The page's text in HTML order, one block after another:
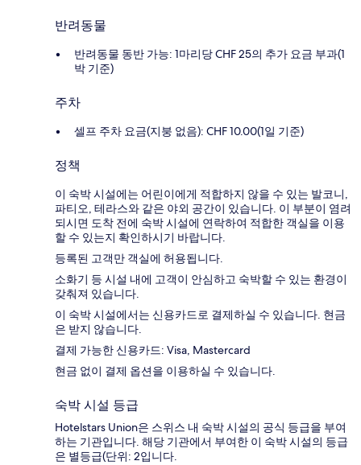
반려동물
반려동물 동반 가능: 1마리당 CHF 25의 추가 요금 부과(1
박 기준)
주차
셀프 주차 요금(지붕 없음): CHF 10.00(1일 기준)
정책
이 숙박 시설에는 어린이에게 적합하지 않을 수 있는 발코니,
파티오, 테라스와 같은 야외 공간이 있습니다. 이 부분이 염려
되시면 도착 전에 숙박 시설에 연락하여 적합한 객실을 이용
할 수 있는지 확인하시기 바랍니다.
등록된 고객만 객실에 허용됩니다.
소화기 등 시설 내에 고객이 안심하고 숙박할 수 있는 환경이
갖춰져 있습니다.
이 숙박 시설에서는 신용카드로 결제하실 수 있습니다. 현금
은 받지 않습니다.
결제 가능한 신용카드: Visa, Mastercard
현금 없이 결제 옵션을 이용하실 수 있습니다.
숙박 시설 등급
Hotelstars Union은 스위스 내 숙박 시설의 공식 등급을 부여
하는 기관입니다. 해당 기관에서 부여한 이 숙박 시설의 등급
은 별등급(단위: 2입니다.